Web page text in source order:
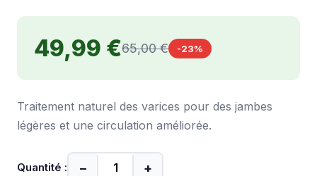
49,99 €65,00 € -23%
Traitement naturel des varices pour des jambes
légères et une circulation améliorée.
Quantité : − +